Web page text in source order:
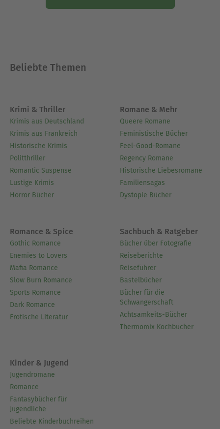
Beliebte Themen
Krimi & Thriller
Krimis aus Deutschland
Krimis aus Frankreich
Historische Krimis
Politthriller
Romantic Suspense
Lustige Krimis
Horror Bücher
Romane & Mehr
Queere Romane
Feministische Bücher
Feel-Good-Romane
Regency Romane
Historische Liebesromane
Familiensagas
Dystopie Bücher
Romance & Spice
Gothic Romance
Enemies to Lovers
Mafia Romance
Slow Burn Romance
Sports Romance
Dark Romance
Erotische Literatur
Sachbuch & Ratgeber
Bücher über Fotografie
Reiseberichte
Reiseführer
Bastelbücher
Bücher für die
Schwangerschaft
Achtsamkeits-Bücher
Thermomix Kochbücher
Kinder & Jugend
Jugendromane
Romance
Fantasybücher für
Jugendliche
Beliebte Kinderbuchreihen